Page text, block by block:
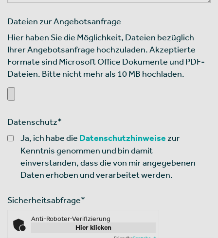
Dateien zur Angebotsanfrage
Hier haben Sie die Möglichkeit, Dateien bezüglich
Ihrer Angebotsanfrage hochzuladen. Akzeptierte
Formate sind Microsoft Office Dokumente und PDF-
Dateien. Bitte nicht mehr als 10 MB hochladen.
Datenschutz*
Ja, ich habe die Datenschutzhinweise zur
Kenntnis genommen und bin damit
einverstanden, dass die von mir angegebenen
Daten erhoben und verarbeitet werden.
Sicherheitsabfrage*
Anti-Roboter-Verifizierung
Hier klicken